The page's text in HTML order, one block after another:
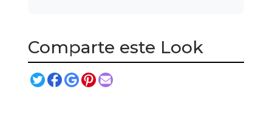
Comparte este Look